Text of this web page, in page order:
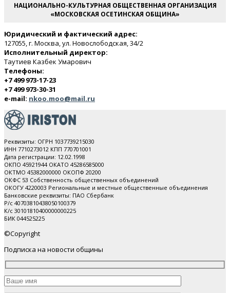
НАЦИОНАЛЬНО-КУЛЬТУРНАЯ ОБЩЕСТВЕННАЯ ОРГАНИЗАЦИЯ
«МОСКОВСКАЯ ОСЕТИНСКАЯ ОБЩИНА»
Юридический и фактический адрес:
127055, г. Москва, ул. Новослободская, 34/2
Исполнительный директор:
Таутиев Казбек Умарович
Телефоны:
+7 499 973-17-23
+7 499 973-30-31
e-mail: nkoo.moo@mail.ru
Реквизиты: ОГРН 1037739215030
ИНН 7710273012 КПП 770701001
Дата регистрации: 12.02.1998
ОКПО 45921944 ОКАТО 45286585000
ОКТМО 45382000000 ОКОПФ 20200
ОКФС 53 Собственность общественных объединений
ОКОГУ 4220003 Региональные и местные общественные объединения
Банковские реквизиты: ПАО Cбербанк
Р/с 40703810438050100379
К/с 30101810400000000225
БИК 044525225
©Copyright
Подписка на новости общины